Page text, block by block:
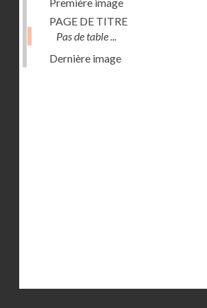
PAGE DE TITRE
Pas de table ...
Dernière image